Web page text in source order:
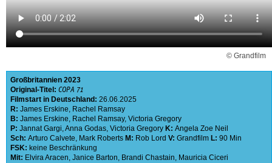
© Grandfilm
Großbritannien 2023
Original-Titel: COPA 71
Filmstart in Deutschland: 26.06.2025
R: James Erskine, Rachel Ramsay
B: James Erskine, Rachel Ramsay, Victoria Gregory
P: Jannat Gargi,Anna Godas, Victoria Gregory K: Angela Zoe Neil
Sch: Arturo Calvete, Mark Roberts M: Rob Lord V: Grandfilm L: 90 Min
FSK: keine Beschränkung
Mit: Elvira Aracen, Janice Barton, Brandi Chastain, Mauricia Ciceri